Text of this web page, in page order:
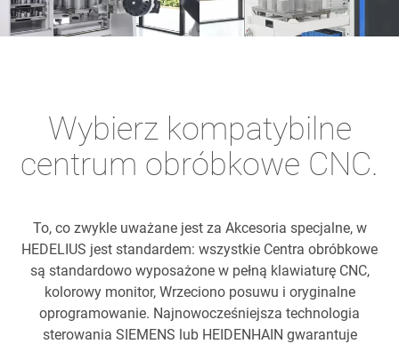
Wybierz kompatybilne
centrum obróbkowe CNC.
To, co zwykle uważane jest za Akcesoria specjalne, w
HEDELIUS jest standardem: wszystkie Centra obróbkowe
są standardowo wyposażone w pełną klawiaturę CNC,
kolorowy monitor, Wrzeciono posuwu i oryginalne
oprogramowanie. Najnowocześniejsza technologia
sterowania SIEMENS lub HEIDENHAIN gwarantuje